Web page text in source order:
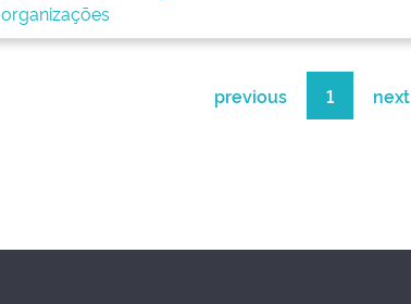
organizações
previous 1 next